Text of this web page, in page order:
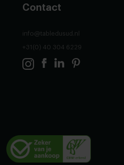
Contact
info@tabledusud.nl
+31(0) 40 304 6229